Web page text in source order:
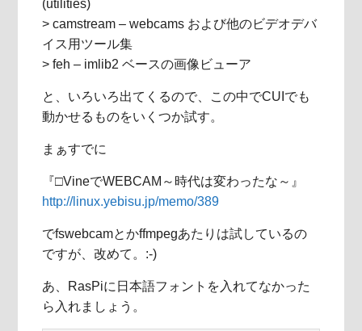
(utilities)
> camstream – webcams および他のビデオデバ
イス用ツール集
> feh – imlib2 ベースの画像ビューア
と、いろいろ出てくるので、この中でCUIでも
動かせるものをいくつか試す。
まぁすでに
『□VineでWEBCAM～時代は変わったな～』
http://linux.yebisu.jp/memo/389
でfswebcamとかffmpegあたりは試しているの
ですが、改めて。:-)
あ、RasPiに日本語フォントを入れてなかった
ら入れましょう。